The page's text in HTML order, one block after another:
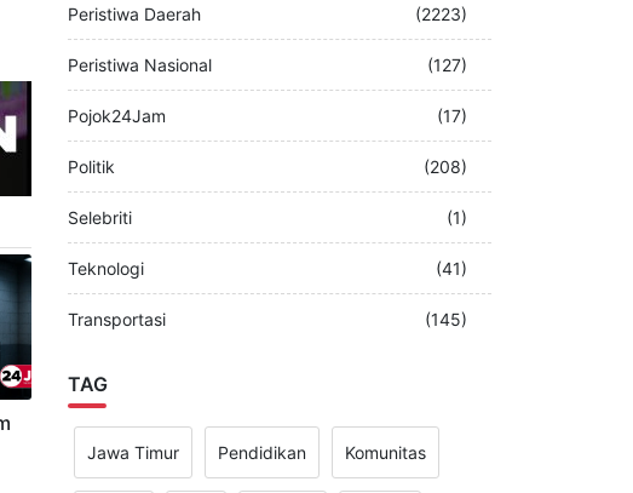
Pendidikan (471)
Peristiwa Daerah (2223)
Peristiwa Nasional (127)
Pojok24Jam (17)
Politik (208)
Selebriti (1)
Transportasi
TAG